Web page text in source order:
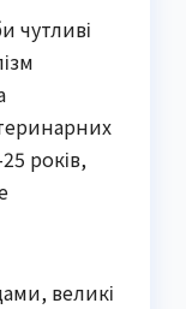
чутливі
років,
великі